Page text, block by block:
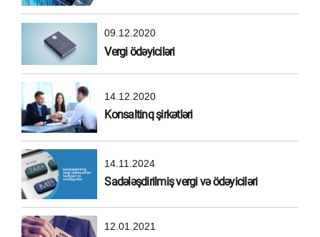
09.12.2020
Vergi ödəyiciləri
14.12.2020
Konsaltinq şirkətləri
14.11.2024
Sadələşdirilmiş vergi və ödəyiciləri
12.01.2021